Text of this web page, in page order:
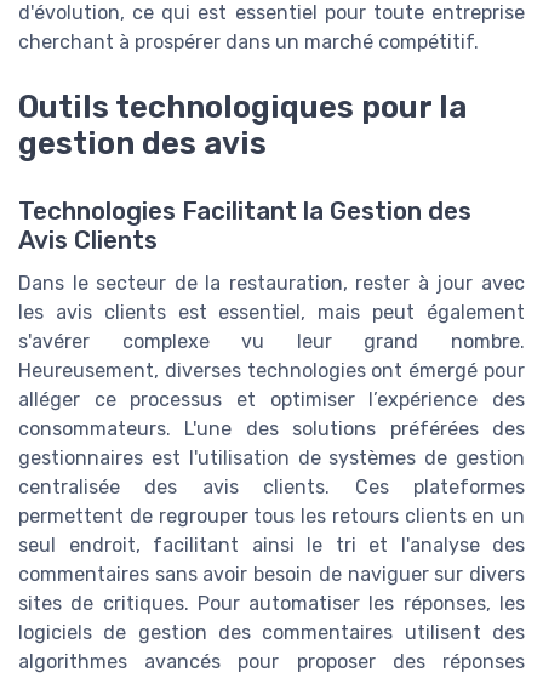
d'évolution, ce qui est essentiel pour toute entreprise
cherchant à prospérer dans un marché compétitif.
Outils technologiques pour la
gestion des avis
Technologies Facilitant la Gestion des
Avis Clients
Dans le secteur de la restauration, rester à jour avec
les avis clients est essentiel, mais peut également
s'avérer complexe vu leur grand nombre.
Heureusement, diverses technologies ont émergé pour
alléger ce processus et optimiser l’expérience des
consommateurs. L'une des solutions préférées des
gestionnaires est l'utilisation de systèmes de gestion
centralisée des avis clients. Ces plateformes
permettent de regrouper tous les retours clients en un
seul endroit, facilitant ainsi le tri et l'analyse des
commentaires sans avoir besoin de naviguer sur divers
sites de critiques. Pour automatiser les réponses, les
logiciels de gestion des commentaires utilisent des
algorithmes avancés pour proposer des réponses